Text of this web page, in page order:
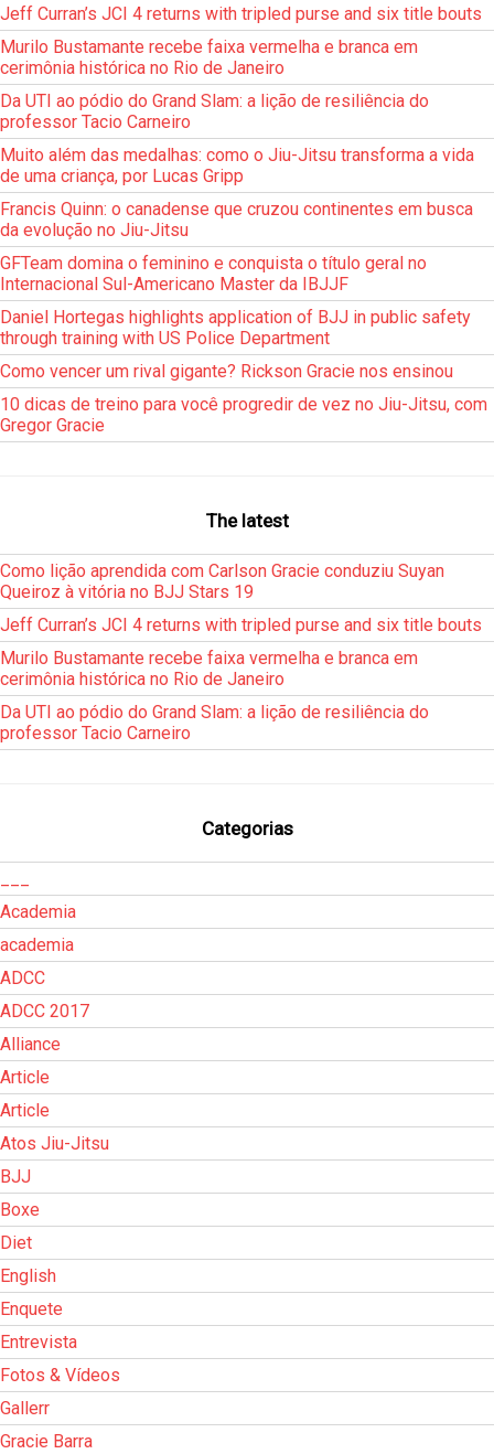
Jeff Curran’s JCI 4 returns with tripled purse and six title bouts
Murilo Bustamante recebe faixa vermelha e branca em
cerimônia histórica no Rio de Janeiro
Da UTI ao pódio do Grand Slam: a lição de resiliência do
professor Tacio Carneiro
Muito além das medalhas: como o Jiu-Jitsu transforma a vida
de uma criança, por Lucas Gripp
Francis Quinn: o canadense que cruzou continentes em busca
da evolução no Jiu-Jitsu
GFTeam domina o feminino e conquista o título geral no
Internacional Sul-Americano Master da IBJJF
Daniel Hortegas highlights application of BJJ in public safety
through training with US Police Department
Como vencer um rival gigante? Rickson Gracie nos ensinou
10 dicas de treino para você progredir de vez no Jiu-Jitsu, com
Gregor Gracie
The latest
Como lição aprendida com Carlson Gracie conduziu Suyan
Queiroz à vitória no BJJ Stars 19
Jeff Curran’s JCI 4 returns with tripled purse and six title bouts
Murilo Bustamante recebe faixa vermelha e branca em
cerimônia histórica no Rio de Janeiro
Da UTI ao pódio do Grand Slam: a lição de resiliência do
professor Tacio Carneiro
Categorias
Academia
academia
ADCC
ADCC 2017
Alliance
Article
Article
Atos Jiu-Jitsu
BJJ
Boxe
Diet
English
Enquete
Entrevista
Fotos & Vídeos
Gallerr
Gracie Barra